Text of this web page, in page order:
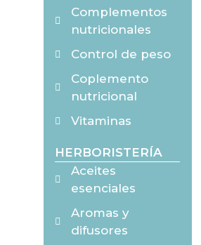
Complementos
nutricionales
Control de peso
Coplemento
nutricional
Vitaminas
HERBORISTERÍA
Aceites
esenciales
Aromas y
difusores